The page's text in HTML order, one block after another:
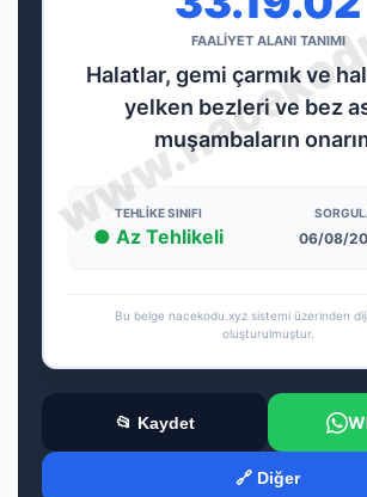
FAALİYET ALANI TANIMI
Halatlar, gemi çarmık ve
yelken bezleri ve bez
muşambaların
TEHLIKE SINIFI
● Az Tehlikeli 06/08/
Bu belge nacekodu.xyz sistemi üzerinden
oluşturulmuştur.
📂 Kaydet
🔗 Diğer